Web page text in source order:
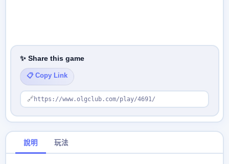
✨ Share this game
📋 Copy Link
🔗 https://www.olgclub.com/play/4691/
說明 玩法